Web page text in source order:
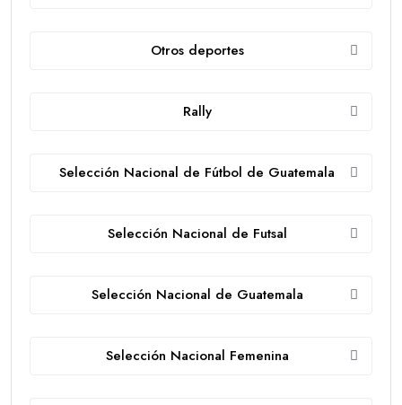
Otros deportes
Rally
Selección Nacional de Fútbol de Guatemala
Selección Nacional de Futsal
Selección Nacional de Guatemala
Selección Nacional Femenina